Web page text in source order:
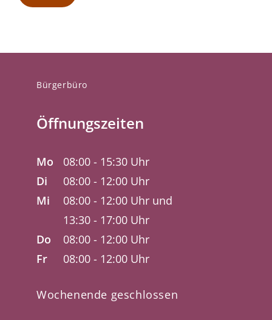
Bürgerbüro
Öffnungszeiten
Mo
08:00 - 15:30 Uhr
Di
08:00 - 12:00 Uhr
Mi
08:00 - 12:00 Uhr und
13:30 - 17:00 Uhr
Do
08:00 - 12:00 Uhr
Fr
08:00 - 12:00 Uhr
Wochenende geschlossen